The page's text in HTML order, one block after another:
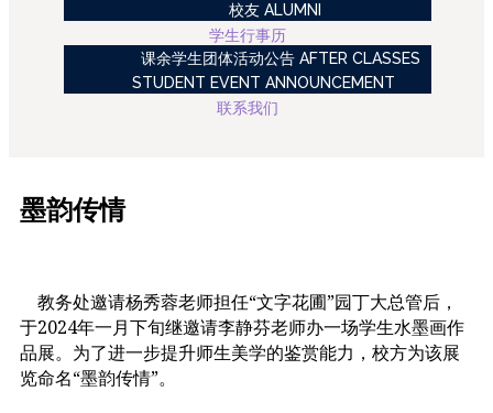
校友 ALUMNI
学生行事历
课余学生团体活动公告 AFTER CLASSES
STUDENT EVENT ANNOUNCEMENT
联系我们
墨韵传情
教务处邀请杨秀蓉老师担任“文字花圃”园丁大总管后，
于2024年一月下旬继邀请李静芬老师办一场学生水墨画作
品展。为了进一步提升师生美学的鉴赏能力，校方为该展
览命名“墨韵传情”。